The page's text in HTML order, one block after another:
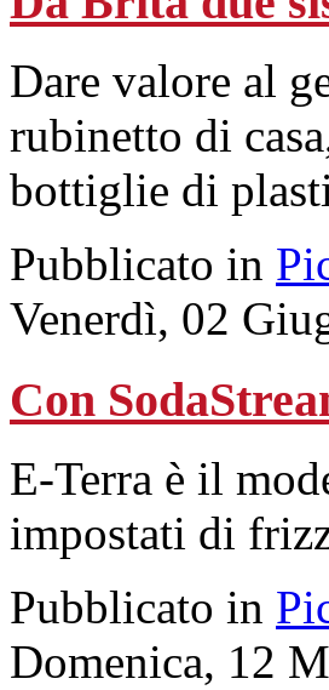
Dare valore al
rubinetto di
bottiglie di
Pubblicato in
Venerdì, 02
Con
E-Terra è il
impostati di
Pubblicato in
Domenica, 12